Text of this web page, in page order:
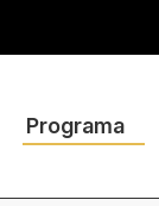
Programa